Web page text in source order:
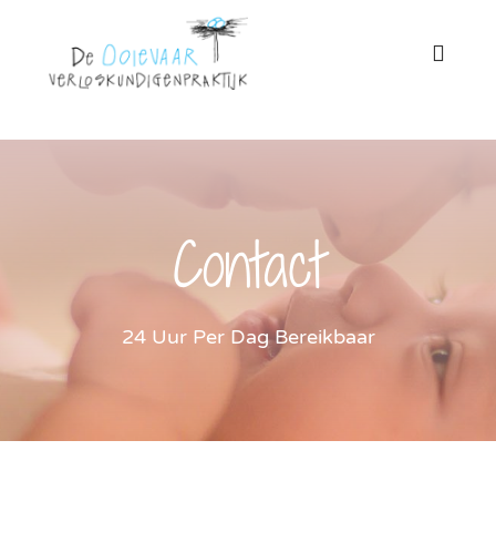
inhoud
Zwangerschap
Miskraam
Bevalling
Contact
24 Uur Per Dag Bereikbaar